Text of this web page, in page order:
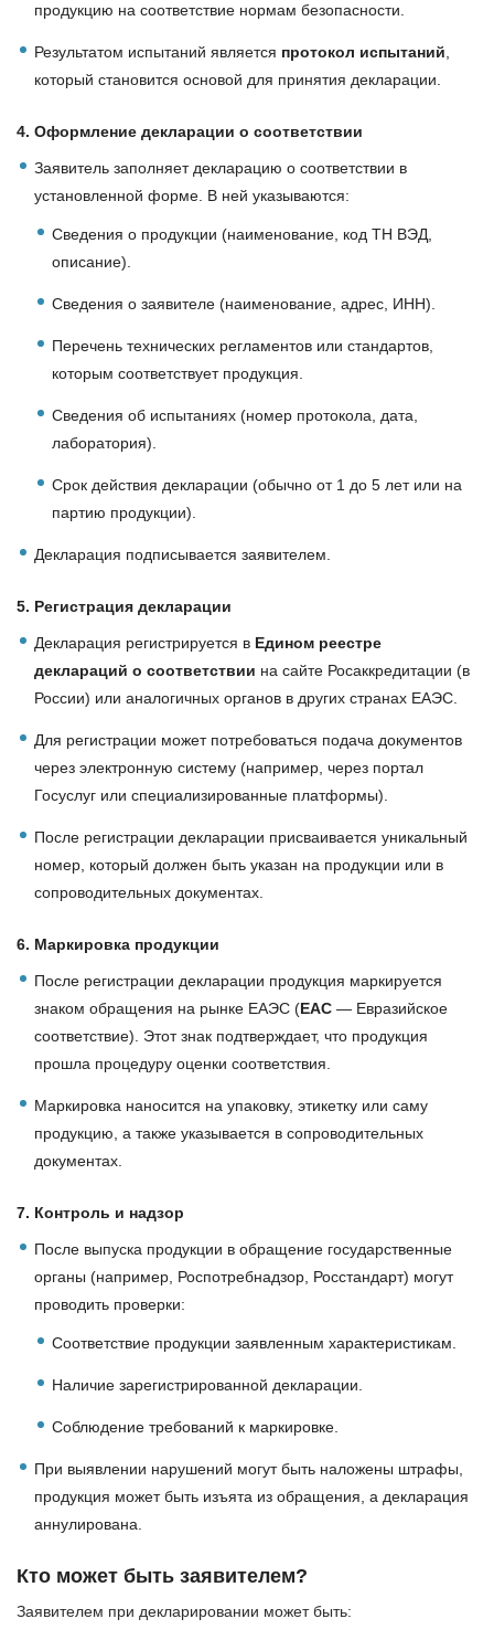
продукцию на соответствие нормам безопасности.
Результатом испытаний является протокол испытаний
который становится основой для принятия декларации.
4. Оформление декларации о соответствии
Заявитель заполняет декларацию о соответствии в
установленной форме. В ней указываются:
Сведения о продукции (наименование, код ТН ВЭД,
описание).
Сведения о заявителе (наименование, адрес, ИНН).
Перечень технических регламентов или стандартов,
которым соответствует продукция.
Сведения об испытаниях (номер протокола, дата,
лаборатория).
Срок действия декларации (обычно от 1 до 5 лет или на
партию продукции).
Декларация подписывается заявителем.
5. Регистрация декларации
Декларация регистрируется в Едином реестре
деклараций о соответствии на сайте Росаккредитации (в
России) или аналогичных органов в других странах ЕАЭС.
Для регистрации может потребоваться подача документов
через электронную систему (например, через портал
Госуслуг или специализированные платформы).
После регистрации декларации присваивается уникальный
номер, который должен быть указан на продукции или в
сопроводительных документах.
6. Маркировка продукции
После регистрации декларации продукция маркируется
знаком обращения на рынке ЕАЭС (ЕАС — Евразийское
соответствие). Этот знак подтверждает, что продукция
прошла процедуру оценки соответствия.
Маркировка наносится на упаковку, этикетку или саму
продукцию, а также указывается в сопроводительных
документах.
7. Контроль и надзор
После выпуска продукции в обращение государственные
органы (например, Роспотребнадзор, Росстандарт) могут
проводить проверки:
Соответствие продукции заявленным характеристикам.
Наличие зарегистрированной декларации.
Соблюдение требований к маркировке.
При выявлении нарушений могут быть наложены штрафы,
продукция может быть изъята из обращения, а декларация
аннулирована.
Кто может быть заявителем?
Заявителем при декларировании может быть: